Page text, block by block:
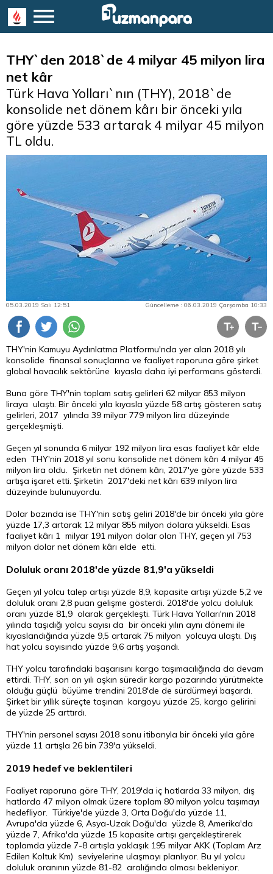
THY`den 2018`de 4 milyar 45 milyon lira
net kâr
Türk Hava Yolları`nın (THY), 2018`de
konsolide net dönem kârı bir önceki yıla
göre yüzde 533 artarak 4 milyar 45 milyon
TL oldu.
05.03.2019 Salı 12:51 Güncelleme : 06.03.2019 Çarşamba 10:33
THY'nin Kamuyu Aydınlatma Platformu'nda yer alan 2018 yılı
konsolide finansal sonuçlarına ve faaliyet raporuna göre şirket
global havacılık sektörüne kıyasla daha iyi performans gösterdi.
Buna göre THY'nin toplam satış gelirleri 62 milyar 853 milyon
liraya ulaştı. Bir önceki yıla kıyasla yüzde 58 artış gösteren satış
gelirleri, 2017 yılında 39 milyar 779 milyon lira düzeyinde
gerçekleşmişti.
Geçen yıl sonunda 6 milyar 192 milyon lira esas faaliyet kâr elde
eden THY'nin 2018 yıl sonu konsolide net dönem kârı 4 milyar 45
milyon lira oldu. Şirketin net dönem kârı, 2017'ye göre yüzde 533
artışa işaret etti. Şirketin 2017'deki net kârı 639 milyon lira
düzeyinde bulunuyordu.
Dolar bazında ise THY'nin satış geliri 2018'de bir önceki yıla göre
yüzde 17,3 artarak 12 milyar 855 milyon dolara yükseldi. Esas
faaliyet kârı 1 milyar 191 milyon dolar olan THY, geçen yıl 753
milyon dolar net dönem kârı elde etti.
Doluluk oranı 2018'de yüzde 81,9'a yükseldi
Geçen yıl yolcu talep artışı yüzde 8,9, kapasite artışı yüzde 5,2 ve
doluluk oranı 2,8 puan gelişme gösterdi. 2018'de yolcu doluluk
oranı yüzde 81,9 olarak gerçekleşti. Türk Hava Yolları'nın 2018
yılında taşıdığı yolcu sayısı da bir önceki yılın aynı dönemi ile
kıyaslandığında yüzde 9,5 artarak 75 milyon yolcuya ulaştı. Dış
hat yolcu sayısında yüzde 9,6 artış yaşandı.
THY yolcu tarafındaki başarısını kargo taşımacılığında da devam
ettirdi. THY, son on yılı aşkın süredir kargo pazarında yürütmekte
olduğu güçlü büyüme trendini 2018'de de sürdürmeyi başardı.
Şirket bir yıllık süreçte taşınan kargoyu yüzde 25, kargo gelirini
de yüzde 25 arttırdı.
THY'nin personel sayısı 2018 sonu itibarıyla bir önceki yıla göre
yüzde 11 artışla 26 bin 739'a yükseldi.
2019 hedef ve beklentileri
Faaliyet raporuna göre THY, 2019'da iç hatlarda 33 milyon, dış
hatlarda 47 milyon olmak üzere toplam 80 milyon yolcu taşımayı
hedefliyor. Türkiye'de yüzde 3, Orta Doğu'da yüzde 11,
Avrupa'da yüzde 6, Asya-Uzak Doğu'da yüzde 8, Amerika'da
yüzde 7, Afrika'da yüzde 15 kapasite artışı gerçekleştirerek
toplamda yüzde 7-8 artışla yaklaşık 195 milyar AKK (Toplam Arz
Edilen Koltuk Km) seviyelerine ulaşmayı planlıyor. Bu yıl yolcu
doluluk oranının yüzde 81-82 aralığında olması bekleniyor.